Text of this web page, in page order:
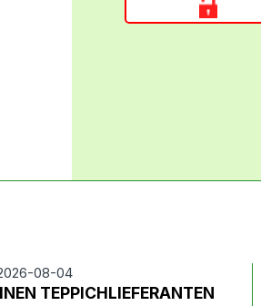
08-04
TEPPICHLIEFERANTEN